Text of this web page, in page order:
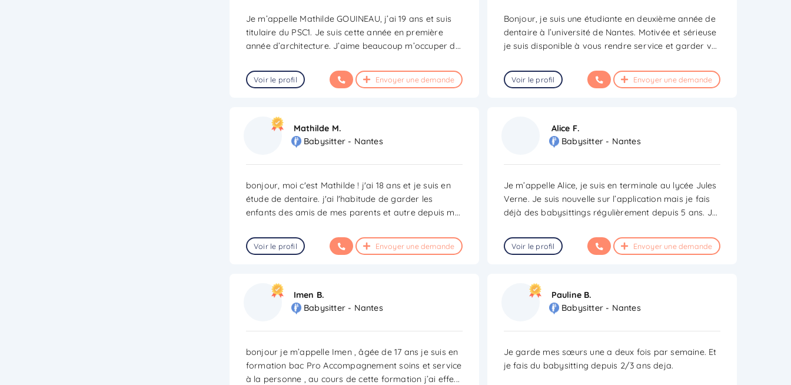
Je m’appelle Mathilde GOUINEAU, j’ai 19 ans et suis
titulaire du PSC1. Je suis cette année en première
année d’architecture. J’aime beaucoup m’occuper d...
Voir le profil Envoyer une demande
Bonjour, je suis une étudiante en deuxième année de
dentaire à l’université de Nantes. Motivée et sérieuse
je suis disponible à vous rendre service et garder v...
Voir le profil Envoyer une demande
Mathilde M.
Babysitter - Nantes
bonjour, moi c'est Mathilde ! j'ai 18 ans et je suis en
étude de dentaire. j'ai l'habitude de garder les
enfants des amis de mes parents et autre depuis m...
Voir le profil Envoyer une demande
Alice F.
Babysitter - Nantes
Je m’appelle Alice, je suis en terminale au lycée Jules
Verne. Je suis nouvelle sur l’application mais je fais
déjà des babysittings régulièrement depuis 5 ans. J...
Voir le profil Envoyer une demande
Imen B.
Babysitter - Nantes
bonjour je m’appelle Imen , âgée de 17 ans je suis en
formation bac Pro Accompagnement soins et service
à la personne , au cours de cette formation j’ai effe...
Pauline B.
Babysitter - Nantes
Je garde mes sœurs une a deux fois par semaine. Et
je fais du babysitting depuis 2/3 ans deja.